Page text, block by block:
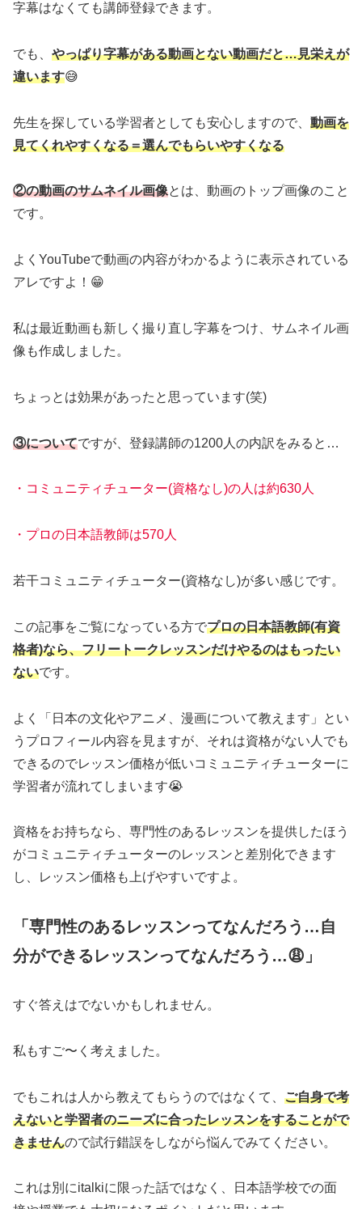
字幕はなくても講師登録できます。
でも、 やっぱり字幕がある動画とない動画だと…見栄えが
違います😅
先生を探している学習者としても安心しますので、 動画を
見てくれやすくなる＝選んでもらいやすくなる
②の動画のサムネイル画像とは、動画のトップ画像のこと
です。
よくYouTubeで動画の内容がわかるように表示されている
アレですよ！😁
私は最近動画も新しく撮り直し字幕をつけ、サムネイル画
像も作成しました。
ちょっとは効果があったと思っています(笑)
③についてですが、登録講師の1200人の内訳をみると…
・コミュニティチューター(資格なし)の人は約630人
・プロの日本語教師は570人
若干コミュニティチューター(資格なし)が多い感じです。
この記事をご覧になっている方でプロの日本語教師(有資
格者)なら、フリートークレッスンだけやるのはもったい
ないです。
よく「日本の文化やアニメ、漫画について教えます」とい
うプロフィール内容を見ますが、それは資格がない人でも
できるのでレッスン価格が低いコミュニティチューターに
学習者が流れてしまいます😭
資格をお持ちなら、専門性のあるレッスンを提供したほう
がコミュニティチューターのレッスンと差別化できます
し、レッスン価格も上げやすいですよ。
「専門性のあるレッスンってなんだろう…自
分ができるレッスンってなんだろう…😩」
すぐ答えはでないかもしれません。
私もすご〜く考えました。
でもこれは人から教えてもらうのではなくて、 ご自身で考
えないと学習者のニーズに合ったレッスンをすることがで
きませんので試行錯誤をしながら悩んでみてください。
これは別にitalkiに限った話ではなく、日本語学校での面